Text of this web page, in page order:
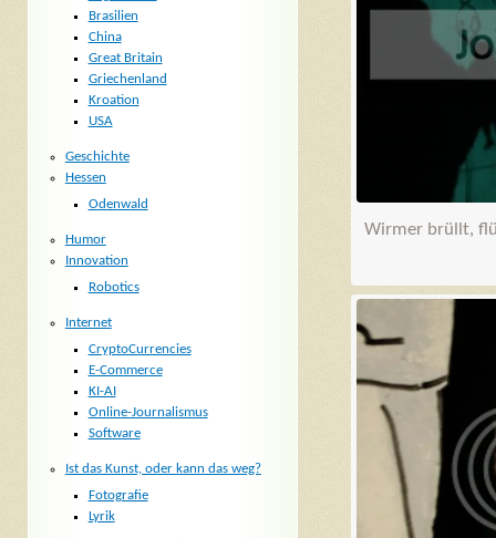
Wirmer brüllt,
Brasilien
China
Great Britain
Griechenland
Kroation
USA
Geschichte
Hessen
Odenwald
Humor
Innovation
Robotics
Internet
CryptoCurrencies
E-Commerce
KI-AI
Online-Journalismus
Software
Ist das Kunst, oder kann das weg?
Fotografie
Lyrik